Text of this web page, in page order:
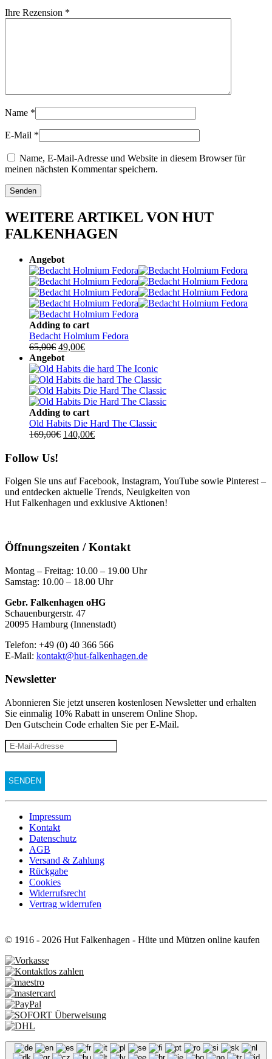
Ihre Rezension *
Name *
E-Mail *
Name, E-Mail-Adresse und Website in diesem Browser für
meinen nächsten Kommentar speichern.
WEITERE ARTIKEL VON HUT
FALKENHAGEN
Angebot
Adding to cart
Bedacht Holmium Fedora
65,00€ Ursprünglicher
Preis
war:
65,00€
49,00€Aktueller
ist:
49,00€.
Angebot
Adding to cart
Old Habits Die Hard The Classic
169,00€ Ursprünglicher
140,00€Aktueller
Follow Us!
Folgen Sie uns auf Facebook, Instagram, YouTube sowie Pinterest –
und entdecken aktuelle Trends, Neuigkeiten von
Hut Falkenhagen und exklusive Aktionen!
Öffnungszeiten / Kontakt
Montag – Freitag: 10.00 – 19.00 Uhr
Samstag: 10.00 – 18.00 Uhr
Gebr. Falkenhagen oHG
Schauenburgerstr. 47
20095 Hamburg (Innenstadt)
Telefon: +49 (0) 40 366 566
E-Mail: kontakt@hut-falkenhagen.de
Newsletter
Abonnieren Sie jetzt unseren kostenlosen Newsletter und erhalten
Sie einmalig 10% Rabatt in unserem Online Shop.
Den Gutschein Code erhalten Sie per E-Mail.
Impressum
Kontakt
Datenschutz
AGB
Versand & Zahlung
Rückgabe
Cookies
Widerrufsrecht
Vertrag widerrufen
© 1916 - 2026 Hut Falkenhagen - Hüte und Mützen online kaufen